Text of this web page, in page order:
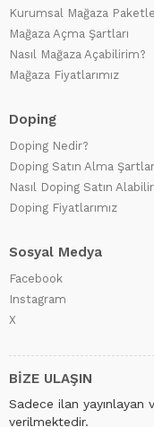
Kurumsal Mağaza
Mağaza Açma Şartları
Nasıl Mağaza Açabilirim?
Mağaza Fiyatlarımız
Doping
Doping Nedir?
Doping Satın Alma
Nasıl Doping Satın
Doping Fiyatlarımız
Sosyal Medya
Facebook
Instagram
X
BİZE ULAŞIN
Sadece ilan
verilmektedir.